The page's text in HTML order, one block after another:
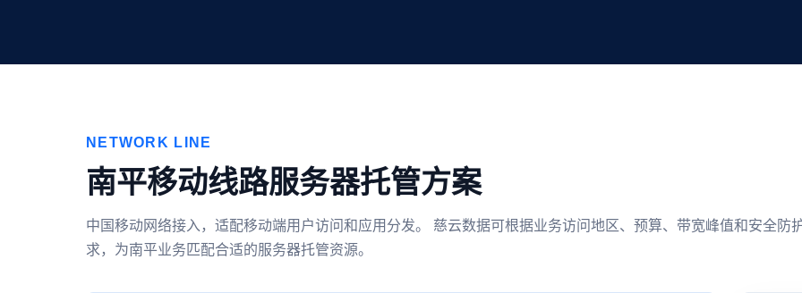
NETWORK LINE
南平移动线路服务器托管方案
中国移动网络接入，适配移动端用户访问和应用分发。 慈云数据可根据业务访问地区、预算、带宽峰值和安全防
求，为南平业务匹配合适的服务器托管资源。